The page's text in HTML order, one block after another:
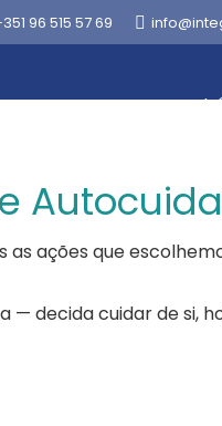
96 515 57 69
as ações que
— decida cuidar de si,